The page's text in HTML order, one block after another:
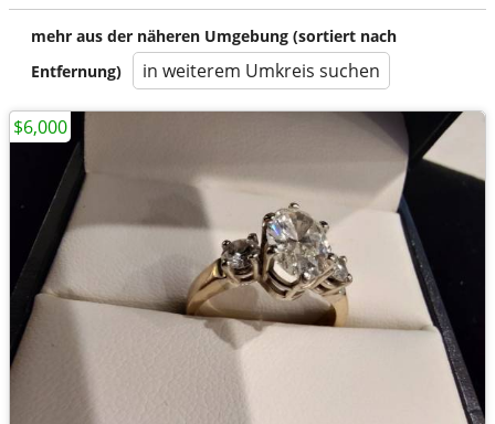
mehr aus der näheren Umgebung (sortiert nach
Entfernung)
in weiterem Umkreis suchen
$6,000